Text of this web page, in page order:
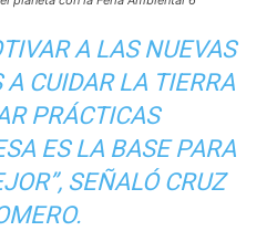
A LAS NUEVAS
A CUIDAR LA TIERRA
PRÁCTICAS
ES LA BASE PARA
SEÑALÓ CRUZ